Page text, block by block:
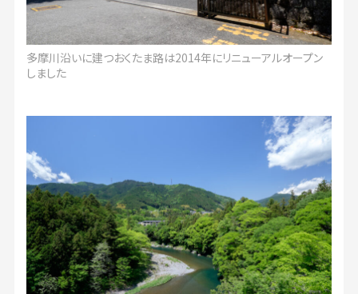
多摩川沿いに建つおくたま路は2014年にリニューアルオープン
しました